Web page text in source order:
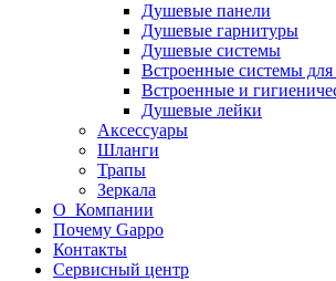
Душевые панели
Душевые гарнитуры
Душевые системы
Встроенные системы
Встроенные и
Душевые лейки
Аксессуары
Шланги
Трапы
Зеркала
О Компании
Почему Gappo
Контакты
Сервисный центр